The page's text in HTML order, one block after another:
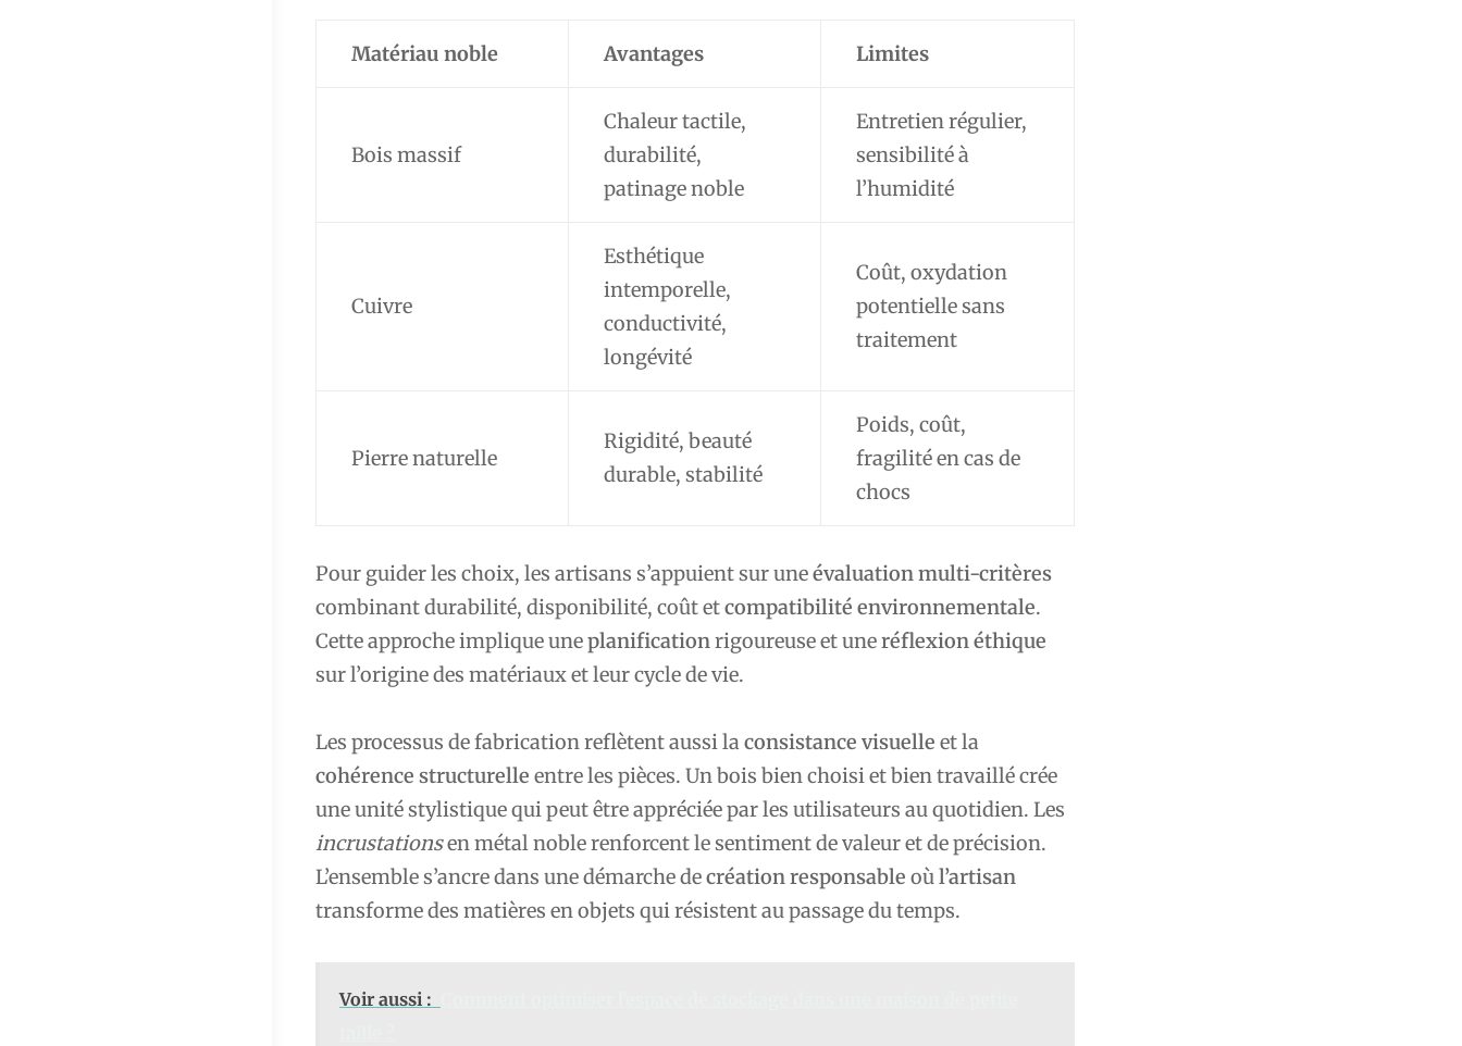
Matériau noble Avantages Limites
Bois massif
Chaleur tactile,
durabilité,
patinage noble
Entretien régulier,
sensibilité à
l’humidité
Cuivre
Esthétique
intemporelle,
conductivité,
longévité
Coût, oxydation
potentielle sans
traitement
Pierre naturelle
Rigidité, beauté
durable, stabilité
Poids, coût,
fragilité en cas de
chocs
Pour guider les choix, les artisans s’appuient sur uneévaluation multi-critères
combinant durabilité, disponibilité, coût etcompatibilité environnementale.
Cette approche implique uneplanificationrigoureuse et uneréflexion éthique
sur l’origine des matériaux et leur cycle de vie.
Les processus de fabrication reflètent aussi laconsistance visuelle et la
cohérence structurelle entre les pièces. Un bois bien choisi et bien travaillé crée
une unité stylistique qui peut être appréciée par les utilisateurs au quotidien. Les
incrustationsen métal noble renforcent le sentiment de valeur et de précision.
L’ensemble s’ancre dans une démarche decréation responsable oùl’artisan
transforme des matières en objets qui résistent au passage du temps.
Voir aussi :